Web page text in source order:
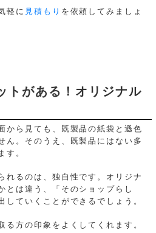
軽に 見積もり を依頼してみましょ
トがある！オリジナル
から見ても、既製品の紙袋と遜色
ん。そのうえ、既製品にはない多
す。
れるのは、独自性です。オリジナ
とは違う、「そのショップらし
していくことができるでしょう。
る方の印象をよくしてくれます。